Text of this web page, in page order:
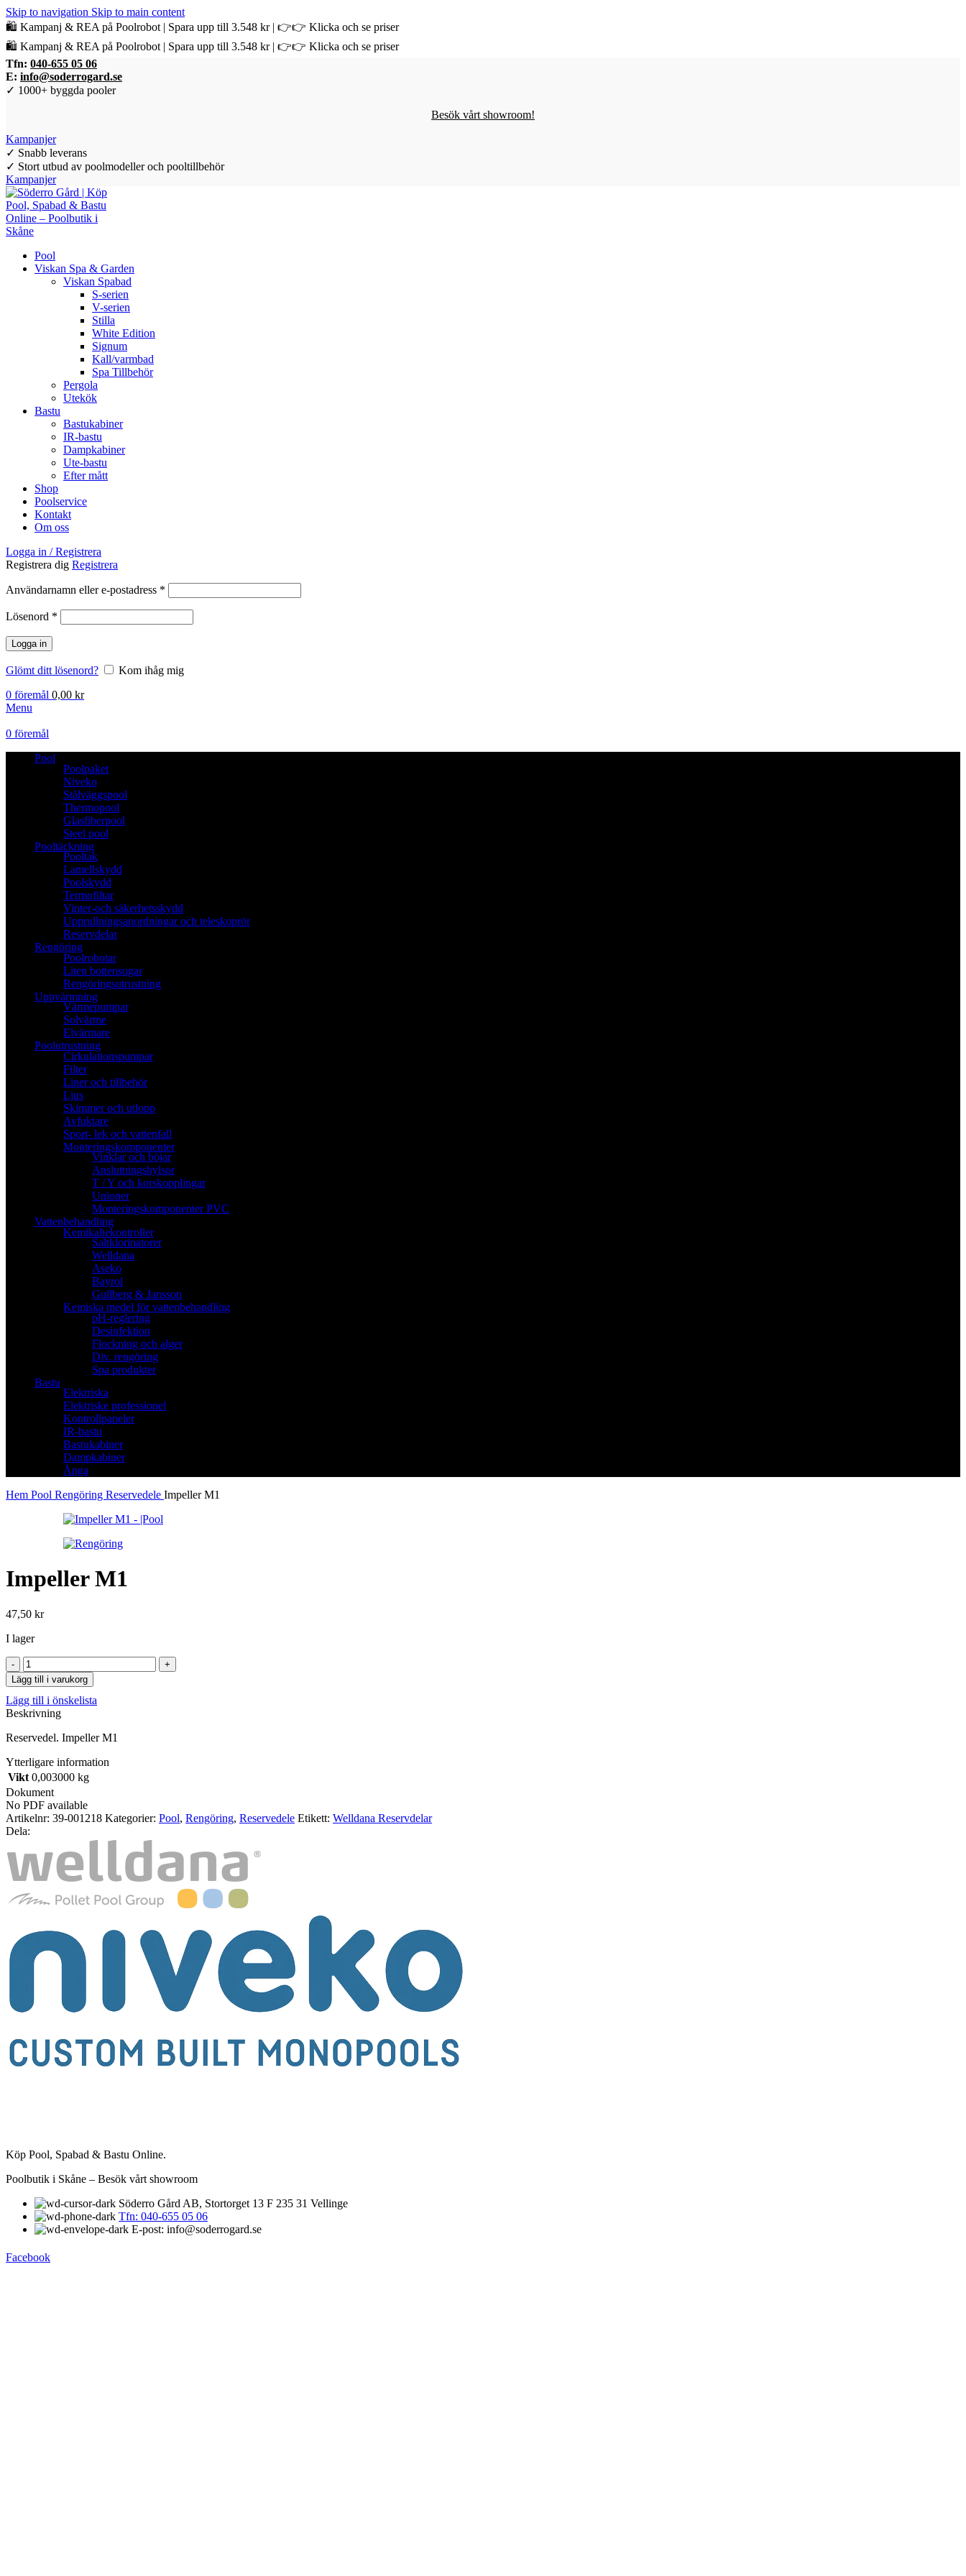
Skip to navigation Skip to main content
🛍️ Kampanj & REA på Poolrobot | Spara upp till 3.548 kr | 👉👉 Klicka och se priser
🛍️ Kampanj & REA på Poolrobot | Spara upp till 3.548 kr | 👉👉 Klicka och se priser
Tfn: 040-655 05 06
E: info@soderrogard.se
✓ 1000+ byggda pooler
Besök vårt showroom!
Kampanjer
✓ Snabb leverans
✓ Stort utbud av poolmodeller och pooltillbehör
Kampanjer
Pool
Viskan Spa & Garden
Viskan Spabad
S-serien
V-serien
Stilla
White Edition
Signum
Kall/varmbad
Spa Tillbehör
Pergola
Utekök
Bastu
Bastukabiner
IR-bastu
Dampkabiner
Ute-bastu
Efter mått
Shop
Poolservice
Kontakt
Om oss
Logga in / Registrera
Registrera dig Registrera
Användarnamn eller e-postadress *
Lösenord *
Logga in
Glömt ditt lösenord?
Kom ihåg mig
0 föremål 0,00 kr
Menu
0 föremål
Pool
Poolpaket
Niveko
Stålväggspool
Thermopool
Glasfiberpool
Steel pool
Pooltäckning
Pooltak
Lamellskydd
Poolskydd
Termofiltar
Vinter-och säkerhetsskydd
Upprullningsanordningar och teleskoprör
Reservdelar
Rengöring
Poolrobotar
Liten bottensugar
Rengöringsutrustning
Uppvärmning
Värmepumpar
Solvärme
Elvärmare
Poolutrustning
Cirkulationspumpar
Filter
Liner och tillbehör
Ljus
Skimmer och utlopp
Avfuktare
Sport- lek och vattenfall
Monteringskomponenter
Vinklar och böjar
Anslutningshylsor
T / Y och korskopplingar
Unioner
Monteringskomponenter PVC
Vattenbehandling
Kemikaliekontroller
Saltklorinatorer
Welldana
Aseko
Bayrol
Gullberg & Jansson
Kemiska medel för vattenbehandling
pH-reglering
Desinfektion
Flockning och alger
Div. rengöring
Spa produkter
Bastu
Elektriska
Elektriske professionel
Kontrollpaneler
IR-bastu
Bastukabiner
Dampkabiner
Ånga
Hem Pool Rengöring Reservedele Impeller M1
Impeller M1
47,50 kr
I lager
Impeller
M1
mängd
Lägg till i varukorg
Lägg till i önskelista
Beskrivning
Reservedel. Impeller M1
Ytterligare information
Vikt 0,003000 kg
Dokument
No PDF available
Artikelnr: 39-001218 Kategorier: Pool, Rengöring, Reservedele Etikett: Welldana Reservdelar
Dela:
Köp Pool, Spabad & Bastu Online.
Poolbutik i Skåne – Besök vårt showroom
Söderro Gård AB, Stortorget 13 F 235 31 Vellinge
Tfn: 040-655 05 06
E-post: info@soderrogard.se
Facebook